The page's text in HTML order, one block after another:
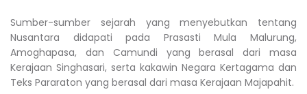
Sumber-sumber sejarah yang menyebutkan tentang
Nusantara didapati pada Prasasti Mula Malurung,
Amoghapasa, dan Camundi yang berasal dari masa
Kerajaan Singhasari, serta kakawin Negara Kertagama dan
Teks Pararaton yang berasal dari masa Kerajaan Majapahit.